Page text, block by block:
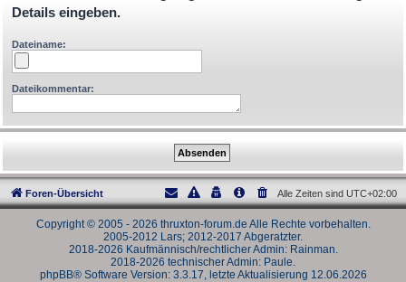
Details eingeben.
Dateiname:
Dateikommentar:
Foren-Übersicht Alle Zeiten sind UTC+02:00
Copyright © 2005 - 2026 thruxton-forum.de Alle Rechte vorbehalten.
2005-2012 Lars; 2012-2017 Abgeratzter.
2018-2026 Kaufmännisch/rechtlicher Admin: Rainman.
2018-2026 technischer Admin: Paule.
phpBB® Software Version: 3.3.17, letzte Aktualisierung 12.06.2026